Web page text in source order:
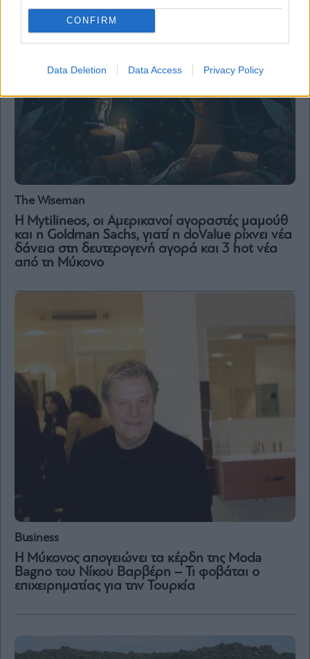
CONFIRM
Data Deletion Data Access Privacy Policy
Νίκος Βαρβέρης: Ταβάνι στις αμοιβές μέχρι 50
χιλιάδες ευρώ ή όταν η… σφυρίδα κάνει τον
ίδιο τζίρο με το… πλακάκι!
The Wiseman
H Mytilineos, οι Αμερικανοί αγοραστές μαμούθ
και η Goldman Sachs, γιατί η doValue ρίχνει νέα
δάνεια στη δευτερογενή αγορά και 3 hot νέα
από τη Μύκονο
Business
Η Μύκονος απογειώνει τα κέρδη της Moda
Bagno του Νίκου Βαρβέρη – Τι φοβάται ο
επιχειρηματίας για την Τουρκία